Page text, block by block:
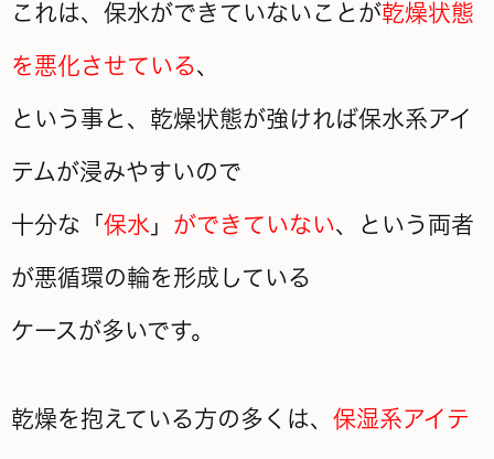
これは、保水ができていないことが乾燥状態
を悪化させている、
という事と、乾燥状態が強ければ保水系アイ
テムが浸みやすいので
十分な「 保水 」 ができていない、という両者
が悪循環の輪を形成している
ケースが多いです。
乾燥を抱えている方の多くは、 保湿系アイテ